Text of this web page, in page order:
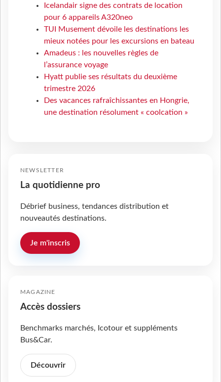
Icelandair signe des contrats de location
pour 6 appareils A320neo
TUI Musement dévoile les destinations les
mieux notées pour les excursions en bateau
Amadeus : les nouvelles règles de
l’assurance voyage
Hyatt publie ses résultats du deuxième
trimestre 2026
Des vacances rafraîchissantes en Hongrie,
une destination résolument « coolcation »
NEWSLETTER
La quotidienne pro
Débrief business, tendances distribution et
nouveautés destinations.
Je m'inscris
MAGAZINE
Accès dossiers
Benchmarks marchés, Icotour et suppléments
Bus&Car.
Découvrir